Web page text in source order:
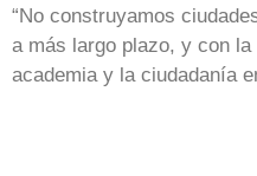
“No construyamos
a más largo plazo, y con
academia y la ciudadanía